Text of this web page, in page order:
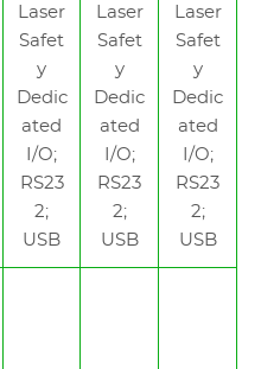
Laser
Safet
y
Dedic
ated
I/O;
RS23
2;
USB
Laser
Safet
y
Dedic
ated
I/O;
RS23
2;
USB
Laser
Safet
y
Dedic
ated
I/O;
RS23
2;
USB